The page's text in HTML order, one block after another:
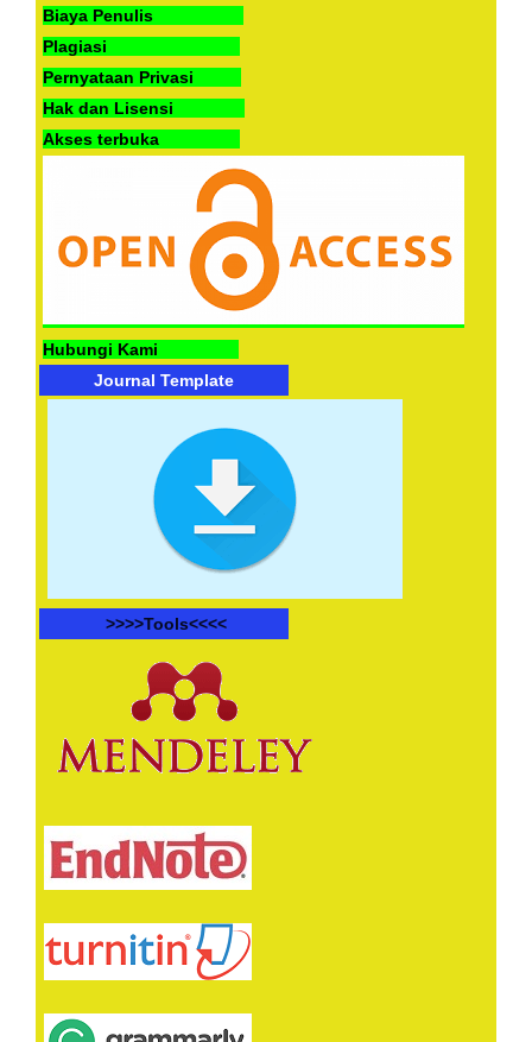
Biaya Penulis
Plagiasi
Pernyataan Privasi
Hak dan Lisensi
Akses terbuka
Hubungi Kami
Journal Template
>>>>Tools<<<<